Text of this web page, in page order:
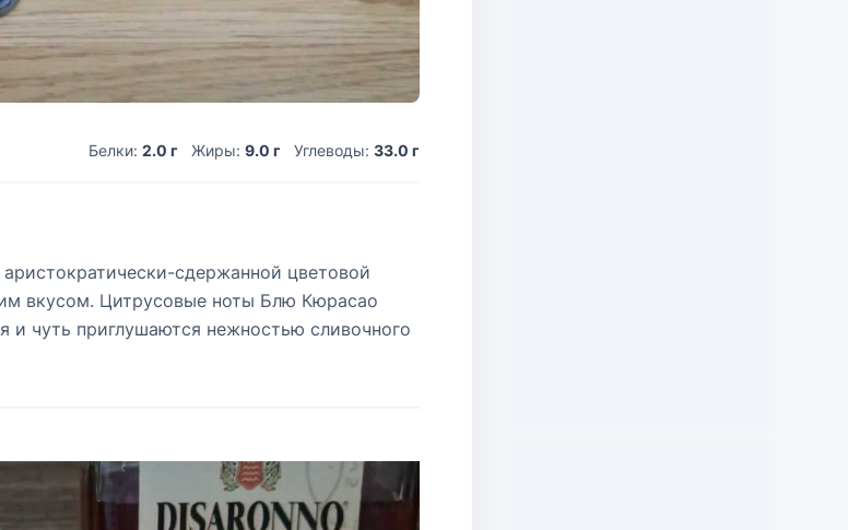
Белки: 2.0 г Жиры: 9.0 г Углеводы: 33.0 г
сдержанной цветовой
вкусом. Цитрусовые ноты Блю Кюрасао
чуть приглушаются нежностью сливочного